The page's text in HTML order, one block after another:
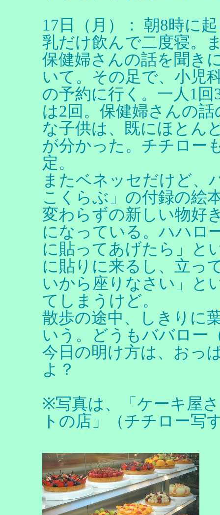
17日（月）： 朝8時に
乳だけ飲んで二度寝。
保健婦さんの話を聞き
いて。その足で、小児
の予約に行く。一人1
は2回。保健婦さんの
な子供は、既にほとん
が分かった。チチロー
定。
またベネッセだけど、
こくらぶ」の付録の絵
変わらずの新しい物好
になっている。ハハロ
に貼ってあげたら」と
に貼りに来るし、立っ
いから座りなさい」と
てしまうけど。
散歩の途中、しきりに
いう。どうもババロー
今日の明け方は、おっ
よ？
※写真は、「ケーキ屋
トの店」（チチロー写